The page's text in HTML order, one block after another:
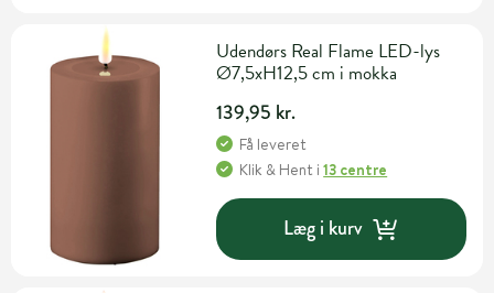
Udendørs Real Flame LED-lys
Ø7,5xH12,5 cm i mokka
139,95 kr.
Få leveret
Klik & Hent i13 centre
Læg i kurv